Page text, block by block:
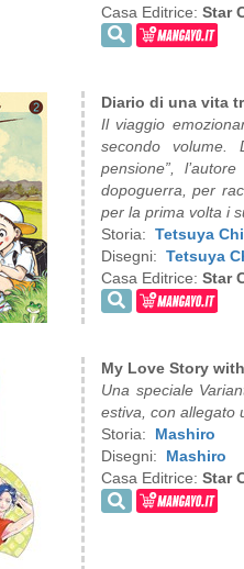
Casa Editrice: Star
Diario di una vita
Il viaggio
secondo volume.
pensione”,
dopoguerra, per
per la prima volta i
Storia: Tetsuya
Disegni: Tetsuya
Casa Editrice: Star
My Love Story
Una speciale
estiva, con allegato
Storia: Mashiro
Disegni: Mashiro
Casa Editrice: Star